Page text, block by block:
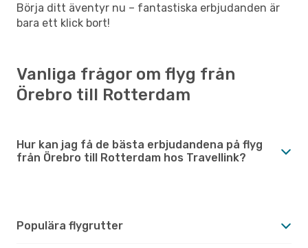
Börja ditt äventyr nu – fantastiska erbjudanden är
bara ett klick bort!
Vanliga frågor om flyg från
Örebro till Rotterdam
Hur kan jag få de bästa erbjudandena på flyg
från Örebro till Rotterdam hos Travellink?
Populära flygrutter